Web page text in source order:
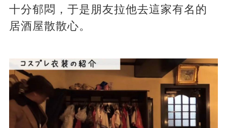
十分郁悶，于是朋友拉他去這家有名的
居酒屋散散心。